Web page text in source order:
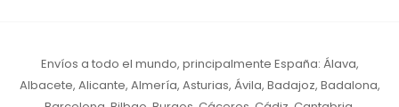
Envíos a todo el mundo, principalmente España: Álava,
Albacete, Alicante, Almería, Asturias, Ávila, Badajoz, Badalona,